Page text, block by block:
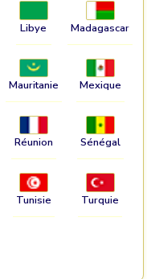
Libye Madagascar
Mauritanie Mexique
Réunion Sénégal
Tunisie Turquie